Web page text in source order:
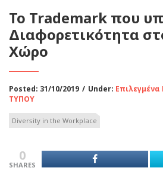
Το Trademark που
Διαφορετικότητα
Χώρο
Posted: 31/10/2019 / Under: Επιλεγμένα
ΤΥΠΟΥ
Diversity in the Workplace
0
SHARES